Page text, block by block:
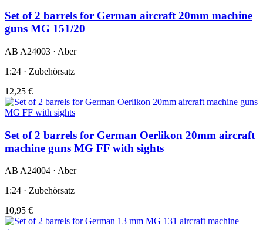
Set of 2 barrels for German aircraft 20mm machine
guns MG 151/20
AB A24003 · Aber
1:24 · Zubehörsatz
12,25 €
Set of 2 barrels for German Oerlikon 20mm aircraft
machine guns MG FF with sights
AB A24004 · Aber
1:24 · Zubehörsatz
10,95 €